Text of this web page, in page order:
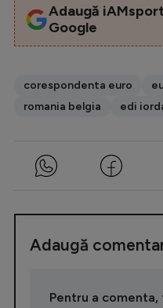
Adaugă
Google
corespondenta euro
romania belgia
edi
Adaugă
Pentru a